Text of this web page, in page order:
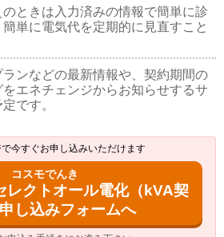
ときは入力済みの情報で簡単に診
単に電気代を定期的に見直すこと
ランなどの最新情報や、契約期間の
エネチェンジからお知らせするサ
です。
今すぐお申し込みいただけます
コスモでんき
レクトオール電化（kVA契
し込みフォームへ